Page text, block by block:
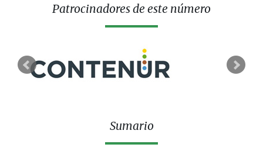
Patrocinadores de este número
Sumario